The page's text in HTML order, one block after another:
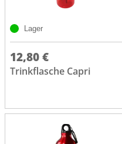
Lager
12,80 €
Trinkflasche Capri